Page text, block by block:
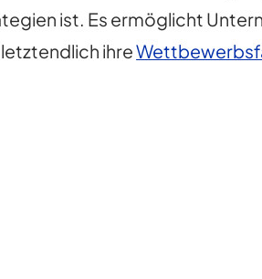
ist. Es ermöglicht
ihre